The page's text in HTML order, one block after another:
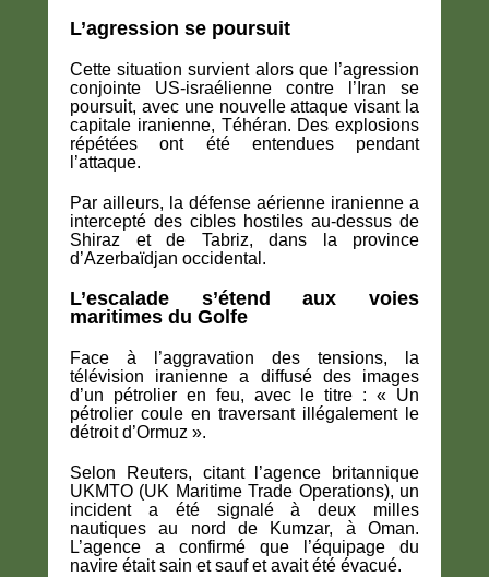
L’agression se poursuit
Cette situation survient alors que l’agression
conjointe US-israélienne contre l’Iran se
poursuit, avec une nouvelle attaque visant la
capitale iranienne, Téhéran. Des explosions
répétées ont été entendues pendant
l’attaque.
Par ailleurs, la défense aérienne iranienne a
intercepté des cibles hostiles au-dessus de
Shiraz et de Tabriz, dans la province
d’Azerbaïdjan occidental.
L’escalade s’étend aux voies
maritimes du Golfe
Face à l’aggravation des tensions, la
télévision iranienne a diffusé des images
d’un pétrolier en feu, avec le titre : « Un
pétrolier coule en traversant illégalement le
détroit d’Ormuz ».
Selon Reuters, citant l’agence britannique
UKMTO (UK Maritime Trade Operations), un
incident a été signalé à deux milles
nautiques au nord de Kumzar, à Oman.
L’agence a confirmé que l’équipage du
navire était sain et sauf et avait été évacué.